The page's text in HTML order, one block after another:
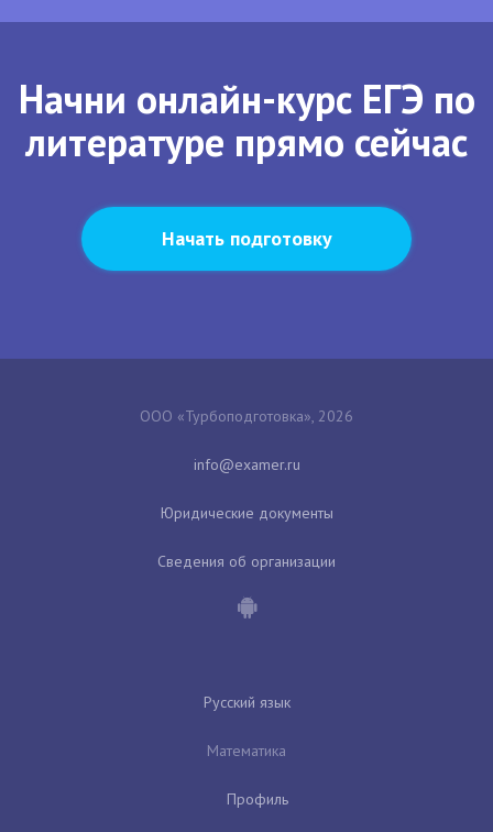
Начни онлайн-курс ЕГЭ по
литературе прямо сейчас
Начать подготовку
ООО «Турбоподготовка», 2026
Юридические документы
Сведения об организации
Русский язык
Математика
Профиль